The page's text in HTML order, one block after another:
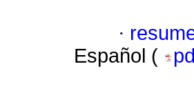
·
Español (